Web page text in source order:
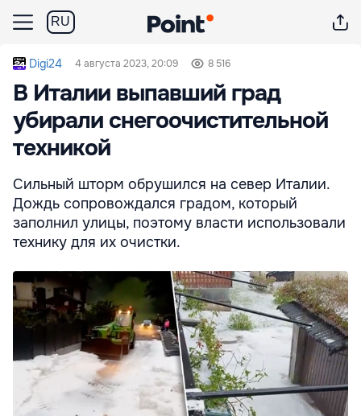
RU
Digi24 4 августа 2023, 20:09 8 516
В Италии выпавший град
убирали снегоочистительной
техникой
Сильный шторм обрушился на север Италии.
Дождь сопровождался градом, который
заполнил улицы, поэтому власти использовали
технику для их очистки.